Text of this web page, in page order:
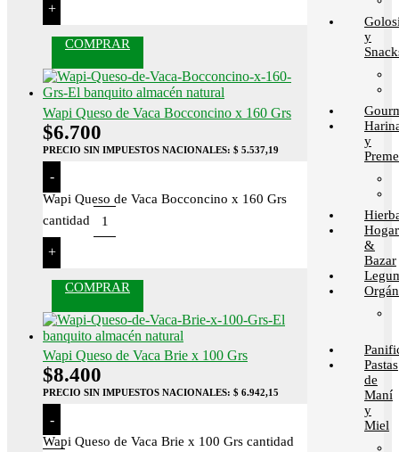
+
COMPRAR
Wapi Queso de Vaca Bocconcino x 160 Grs
$6.700
PRECIO SIN IMPUESTOS NACIONALES: $ 5.537,19
-
Wapi Queso de Vaca Bocconcino x 160 Grs
cantidad
+
COMPRAR
Wapi Queso de Vaca Brie x 100 Grs
$8.400
PRECIO SIN IMPUESTOS NACIONALES: $ 6.942,15
-
Wapi Queso de Vaca Brie x 100 Grs cantidad
y
y
Hogar
&
Bazar
Pastas
de
Maní
y
Miel